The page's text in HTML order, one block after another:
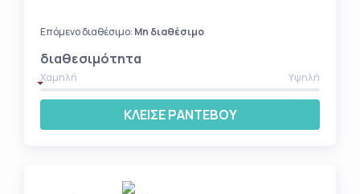
ΚΛΕΙΣΕ ΡΑΝΤΕΒΟΥ
διαθεσιμότητα
Χαμηλή Υψηλή
Επόμενο διαθέσιμο: Μη διαθέσιμο